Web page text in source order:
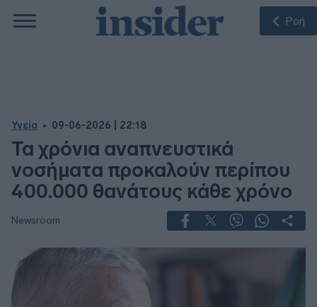
Ροή
Υγεία 09-06-2026 | 22:18
Τα χρόνια αναπνευστικά
νοσήματα προκαλούν περίπου
400.000 θανάτους κάθε χρόνο
Newsroom